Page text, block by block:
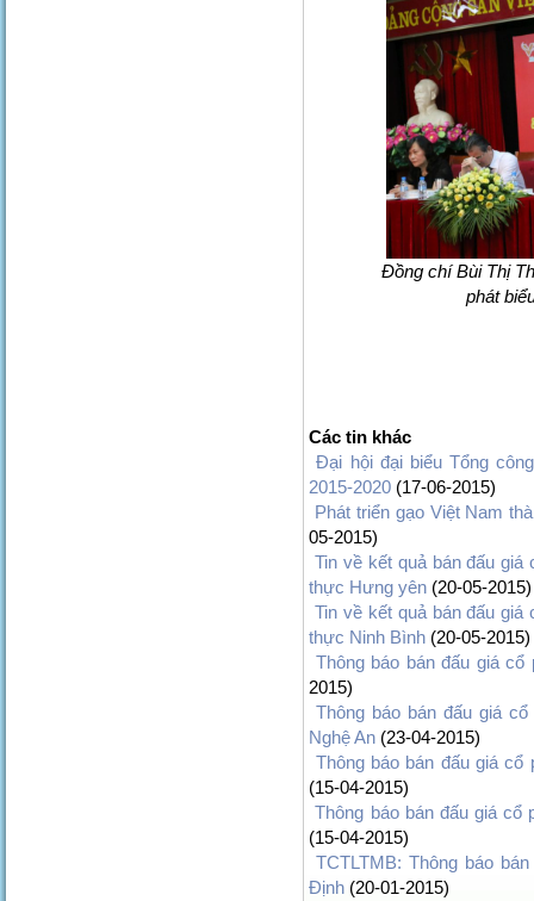
Đồng chí Bùi Thị
phát
Các tin khác
Đại hội đại biểu Tổng
2015-2020 (17-06-2015)
Phát triển gạo Việt Nam
05-2015)
Tin về kết quả bán đấu
thực Hưng yên (20-05-2015)
Tin về kết quả bán đấu
thực Ninh Bình (20-05-2015)
Thông báo bán đấu giá
2015)
Thông báo bán đấu giá
Nghệ An (23-04-2015)
Thông báo bán đấu giá
(15-04-2015)
Thông báo bán đấu giá
(15-04-2015)
TCTLTMB: Thông báo
Định (20-01-2015)